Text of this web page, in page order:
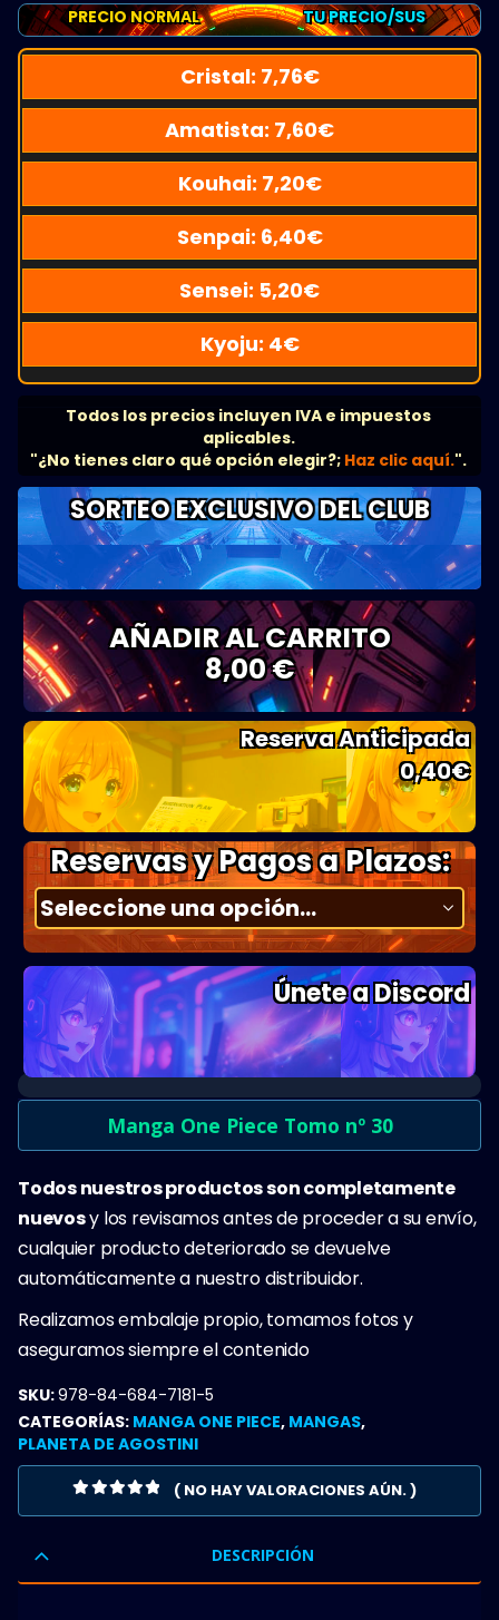
PRECIO NORMAL TU PRECIO/SUS
Cristal: 7,76€
Amatista: 7,60€
Kouhai: 7,20€
Senpai: 6,40€
Sensei: 5,20€
Kyoju: 4€
Todos los precios incluyen IVA e impuestos
aplicables.
"¿No tienes claro qué opción elegir?; Haz clic aquí.".
SORTEO EXCLUSIVO DEL CLUB
AÑADIR AL CARRITO
8,00 €
Reserva Anticipada
0,40€
Reservas y Pagos a Plazos:
Únete a Discord
Manga One Piece Tomo nº 30
Todos nuestros productos son completamente
nuevosy los revisamos antes de proceder a su envío,
cualquier producto deteriorado se devuelve
automáticamente a nuestro distribuidor.
Realizamos embalaje propio, tomamos fotos y
aseguramos siempre el contenido
SKU:978-84-684-7181-5
CATEGORÍAS: MANGA ONE PIECE, MANGAS,
PLANETA DE AGOSTINI
( NO HAY VALORACIONES AÚN. )
DESCRIPCIÓN